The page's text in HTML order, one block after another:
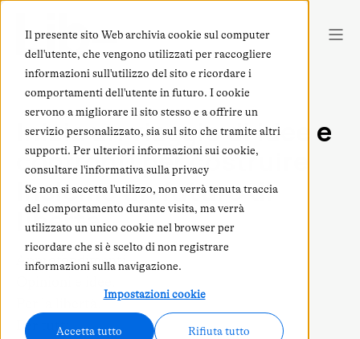
Il presente sito Web archivia cookie sul computer
dell'utente, che vengono utilizzati per raccogliere
informazioni sull'utilizzo del sito e ricordare i
comportamenti dell'utente in futuro. I cookie
servono a migliorare il sito stesso e a offrire un
servizio personalizzato, sia sul sito che tramite altri
supporti. Per ulteriori informazioni sui cookie,
consultare l'informativa sulla privacy
Se non si accetta l'utilizzo, non verrà tenuta traccia
del comportamento durante visita, ma verrà
utilizzato un unico cookie nel browser per
ricordare che si è scelto di non registrare
informazioni sulla navigazione.
Impostazioni cookie
Accetta tutto Rifiuta tutto
Inizia un viaggio di idee e
confronti per costruire
insieme un futuro di
libertà
Approfondimenti.
Per tutti.